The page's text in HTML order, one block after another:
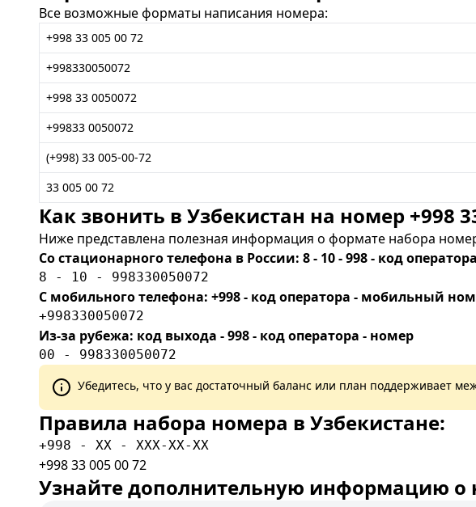
Все возможные форматы написания номера:
+998 33 005 00 72
+998330050072
+998 33 0050072
+99833 0050072
(+998) 33 005-00-72
33 005 00 72
Как звонить в Узбекистан на номер +998
Ниже представлена полезная информация о формате набора
Со стационарного телефона в России: 8 - 10 - 998 - код
8 - 10 - 998330050072
С мобильного телефона: +998 - код оператора - мобильный
+998330050072
Из-за рубежа: код выхода - 998 - код оператора - номер
00 - 998330050072
Убедитесь, что у вас достаточный баланс или план поддерживает
Правила набора номера в Узбекистане:
+998 - XX - XXX-XX-XX
+998 33 005 00 72
Узнайте дополнительную информацию о